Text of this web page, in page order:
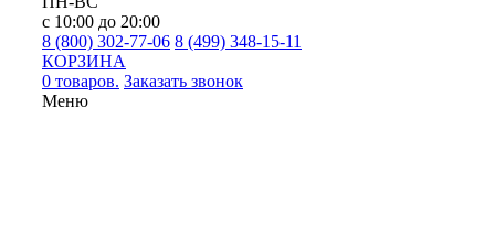
с 10:00 до 20:00
8 (800) 302-77-06 8 (499) 348-15-11
КОРЗИНА
0 товаров. Заказать звонок
Меню